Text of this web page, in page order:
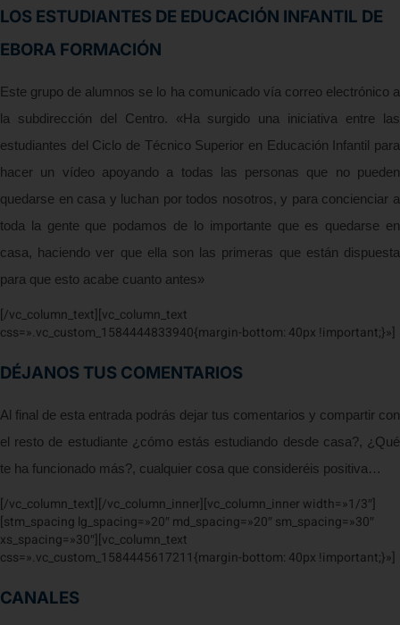
LOS ESTUDIANTES DE EDUCACIÓN INFANTIL DE
EBORA FORMACIÓN
Este grupo de alumnos se lo ha comunicado vía correo electrónico a
la subdirección del Centro. «Ha surgido una iniciativa entre las
estudiantes del Ciclo de Técnico Superior en Educación Infantil para
hacer un vídeo apoyando a todas las personas que no pueden
quedarse en casa y luchan por todos nosotros, y para concienciar a
toda la gente que podamos de lo importante que es quedarse en
casa, haciendo ver que ella son las primeras que están dispuesta
para que esto acabe cuanto antes»
[/vc_column_text][vc_column_text
css=».vc_custom_1584444833940{margin-bottom: 40px !important;}»]
DÉJANOS TUS COMENTARIOS
Al final de esta entrada podrás dejar tus comentarios y compartir con
el resto de estudiante ¿cómo estás estudiando desde casa?, ¿Qué
te ha funcionado más?, cualquier cosa que consideréis positiva…
[/vc_column_text][/vc_column_inner][vc_column_inner width=»1/3″]
[stm_spacing lg_spacing=»20″ md_spacing=»20″ sm_spacing=»30″
xs_spacing=»30″][vc_column_text
css=».vc_custom_1584445617211{margin-bottom: 40px !important;}»]
CANALES